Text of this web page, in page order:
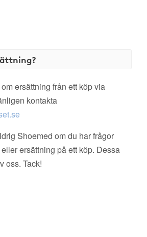
ersättning från ett köp via
kontakta
Shoemed om du har frågor
ersättning på ett köp. Dessa
oss. Tack!